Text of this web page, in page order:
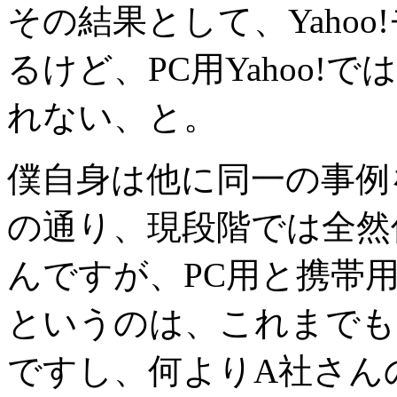
その結果として、
るけど、PC用Yahoo!で
れない、と。
僕自身は他に同一の事
の通り、現段階では全
んですが、PC用と携帯
というのは、これまで
ですし、何よりA社さ